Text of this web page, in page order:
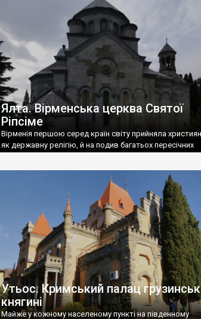
називаються «повстяками» (postaki)…” “Вино. Крим
виробляє відмінне вино і його вдосталь: воно все
легке біле і дуже […]
Ялта. Вірменська церква Святої
Ріпсіме
Вірменія першою серед країн світу прийняла
як державну релігію, й на подив багатьох пересічних
Утьос. Кримський палац
княгині
Майже у кожному населеному пункті на південному